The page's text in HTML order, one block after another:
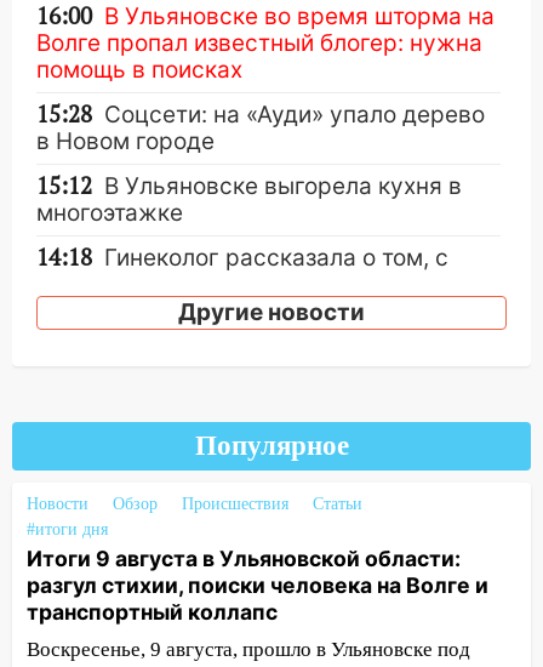
16:00 В Ульяновске во время шторма на
Волге пропал известный блогер: нужна
помощь в поисках
15:28 Соцсети: на «Ауди» упало дерево
в Новом городе
15:12 В Ульяновске выгорела кухня в
многоэтажке
14:18 Гинеколог рассказала о том, с
молодые мамы
«Благоприятный период для
знаков зодиака на неделю с 10 по 16
августа
13:00 На проспекте Тюленева в
Ульяновске образовалось «море»
12:57 В Ульяновской области ожидается
Другие новости
Популярное
Новости Обзор Происшествия
Статьи
#итоги дня
Итоги 9 августа в Ульяновской области:
разгул стихии, поиски человека на Волге и
транспортный коллапс
Воскресенье, 9 августа, прошло в Ульяновске под